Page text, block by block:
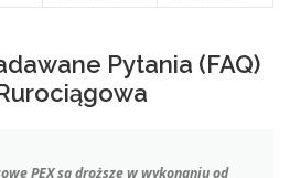
Pytania (FAQ)
PEX są droższe w wykonaniu od